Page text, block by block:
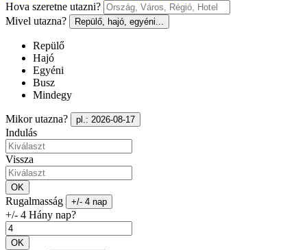
Hova szeretne utazni?
Mivel utazna?
Repülő, hajó, egyéni...
Repülő
Hajó
Egyéni
Busz
Mindegy
Mikor utazna? pl.: 2026-08-17
Indulás
Vissza
OK
Rugalmasság +/- 4 nap
+/- 4 Hány nap?
OK